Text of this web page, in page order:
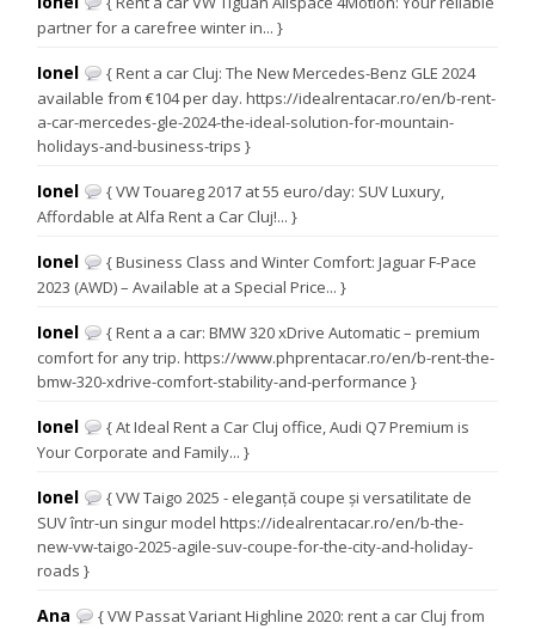
partner for a carefree winter in... }
Ionel
{ Rent a car Cluj: The New Mercedes-Benz GLE 2024
available from €104 per day. https://idealrentacar.ro/en/b-rent-
a-car-mercedes-gle-2024-the-ideal-solution-for-mountain-
holidays-and-business-trips }
Ionel
{ VW Touareg 2017 at 55 euro/day: SUV Luxury,
Affordable at Alfa Rent a Car Cluj!... }
Ionel
{ Business Class and Winter Comfort: Jaguar F-Pace
2023 (AWD) – Available at a Special Price... }
Ionel
{ Rent a a car: BMW 320 xDrive Automatic – premium
comfort for any trip. https://www.phprentacar.ro/en/b-rent-the-
bmw-320-xdrive-comfort-stability-and-performance }
Ionel
{ At Ideal Rent a Car Cluj office, Audi Q7 Premium is
Your Corporate and Family... }
Ionel
{ VW Taigo 2025 - eleganță coupe și versatilitate de
SUV într-un singur model https://idealrentacar.ro/en/b-the-
new-vw-taigo-2025-agile-suv-coupe-for-the-city-and-holiday-
roads }
Ana
{ VW Passat Variant Highline 2020: rent a car Cluj from